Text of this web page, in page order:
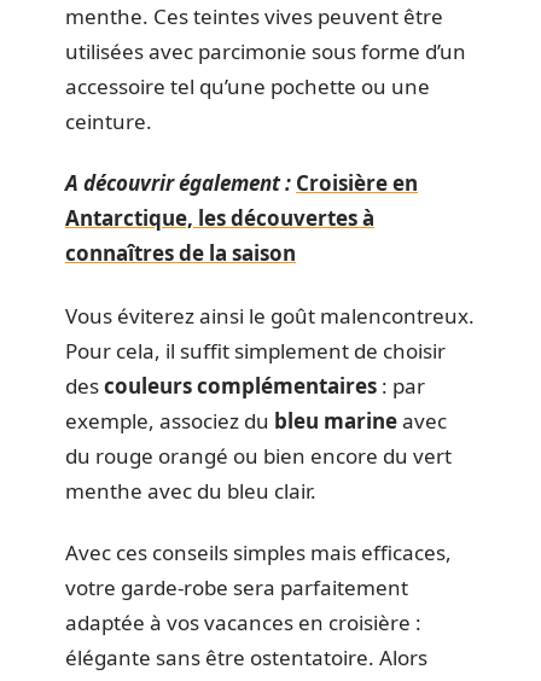
menthe. Ces teintes vives peuvent être
utilisées avec parcimonie sous forme d’un
accessoire tel qu’une pochette ou une
ceinture.
A découvrir également : Croisière en
Antarctique, les découvertes à
connaîtres de la saison
Vous éviterez ainsi le goût malencontreux.
Pour cela, il suffit simplement de choisir
descouleurs complémentaires : par
exemple, associez du bleu marineavec
du rouge orangé ou bien encore du vert
menthe avec du bleu clair.
Avec ces conseils simples mais efficaces,
votre garde-robe sera parfaitement
adaptée à vos vacances en croisière :
élégante sans être ostentatoire. Alors